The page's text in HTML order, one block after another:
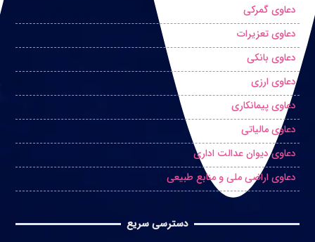
دعاوی گمرکی
دعاوی تعزیرات
دعاوی بانکی
دعاوی ارزی
دعاوی پیمانکاری
دعاوی مالیاتی
دعاوی دیوان عدالت اداری
دعاوی اراضی ملی و منابع طبیعی
دسترسی سریع